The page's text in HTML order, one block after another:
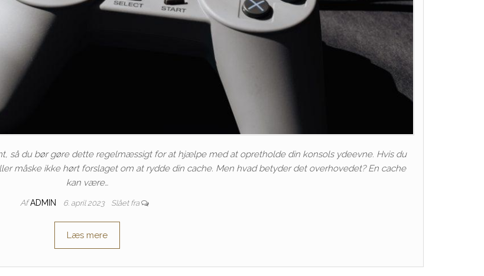
så du bør gøre dette regelmæssigt for at hjælpe med at opretholde din konsols ydeevne. Hvis du
måske ikke hørt forslaget om at rydde din cache. Men hvad betyder det overhovedet? En cache
kan være…
Af ADMIN 6. april 2023 Slået fra
Læs mere